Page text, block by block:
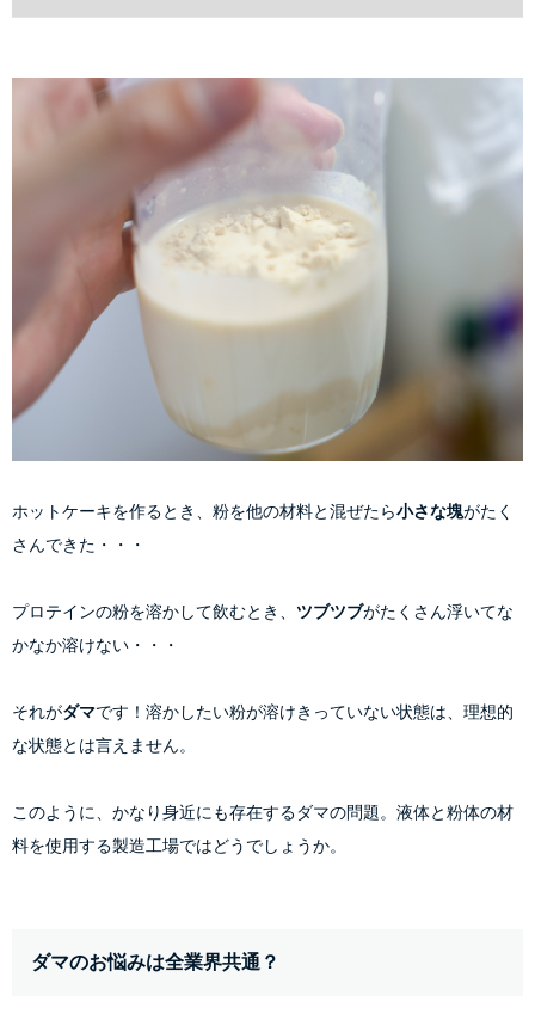
ホットケーキを作るとき、粉を他の材料と混ぜたら小さな塊がたく
さんできた・・・
プロテインの粉を溶かして飲むとき、 ツブツブがたくさん浮いてな
かなか溶けない・・・
それがダマです！溶かしたい粉が溶けきっていない状態は、理想的
な状態とは言えません。
このように、かなり身近にも存在するダマの問題。液体と粉体の材
料を使用する製造工場ではどうでしょうか。
ダマのお悩みは全業界共通？